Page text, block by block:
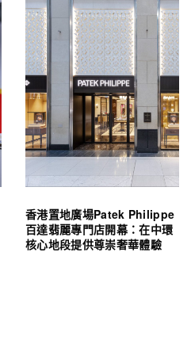
香港置地廣場Patek Philippe
百達翡麗專門店開幕：在中環
核心地段提供尊崇奢華體驗